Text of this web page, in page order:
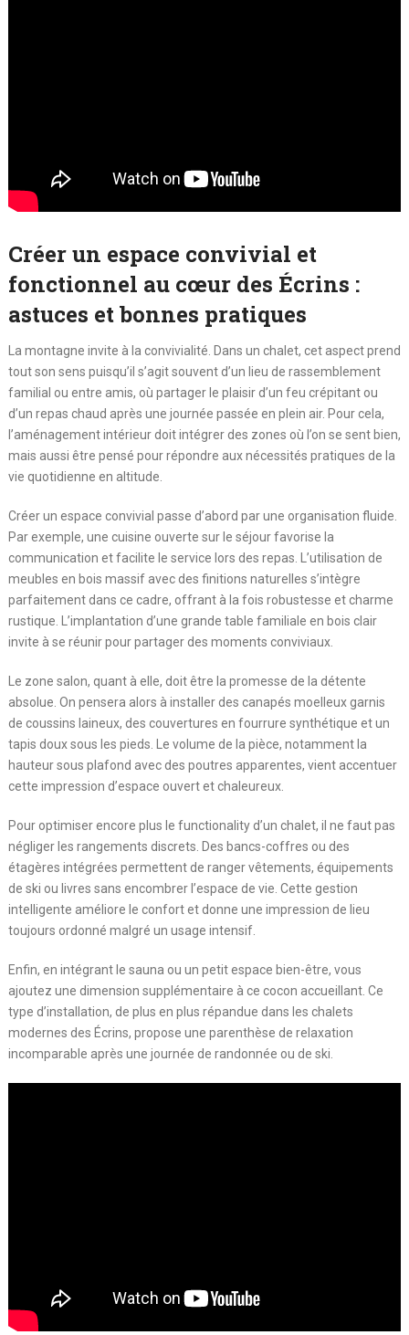
Créer un espace convivial et
fonctionnel au cœur des Écrins :
astuces et bonnes pratiques
La montagne invite à la convivialité. Dans un chalet, cet aspect prend
tout son sens puisqu’il s’agit souvent d’un lieu de rassemblement
familial ou entre amis, où partager le plaisir d’un feu crépitant ou
d’un repas chaud après une journée passée en plein air. Pour cela,
l’aménagement intérieur doit intégrer des zones où l’on se sent bien,
mais aussi être pensé pour répondre aux nécessités pratiques de la
vie quotidienne en altitude.
Créer un espace convivial passe d’abord par une organisation fluide.
Par exemple, une cuisine ouverte sur le séjour favorise la
communication et facilite le service lors des repas. L’utilisation de
meubles en bois massif avec des finitions naturelles s’intègre
parfaitement dans ce cadre, offrant à la fois robustesse et charme
rustique. L’implantation d’une grande table familiale en bois clair
invite à se réunir pour partager des moments conviviaux.
Le zone salon, quant à elle, doit être la promesse de la détente
absolue. On pensera alors à installer des canapés moelleux garnis
de coussins laineux, des couvertures en fourrure synthétique et un
tapis doux sous les pieds. Le volume de la pièce, notamment la
hauteur sous plafond avec des poutres apparentes, vient accentuer
cette impression d’espace ouvert et chaleureux.
Pour optimiser encore plus le functionality d’un chalet, il ne faut pas
négliger les rangements discrets. Des bancs-coffres ou des
étagères intégrées permettent de ranger vêtements, équipements
de ski ou livres sans encombrer l’espace de vie. Cette gestion
intelligente améliore le confort et donne une impression de lieu
toujours ordonné malgré un usage intensif.
Enfin, en intégrant le sauna ou un petit espace bien-être, vous
ajoutez une dimension supplémentaire à ce cocon accueillant. Ce
type d’installation, de plus en plus répandue dans les chalets
modernes des Écrins, propose une parenthèse de relaxation
incomparable après une journée de randonnée ou de ski.